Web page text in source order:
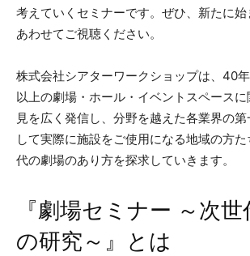
考えていくセミナーです。ぜひ、新たに始
あわせてご視聴ください。
株式会社シアターワークショップは、40
以上の劇場・ホール・イベントスペース
見を広く発信し、分野を越えた各業界の
して実際に施設をご使用になる地域の方
代の劇場のあり方を探求していきます。
『劇場セミナー ～次
の研究～』とは